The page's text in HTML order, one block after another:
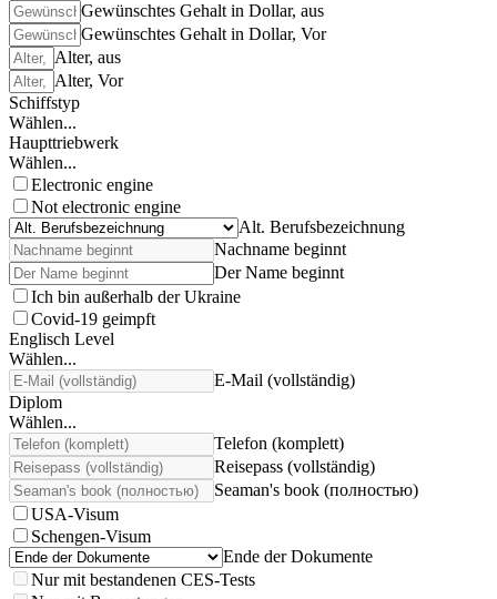
Gewünschtes Gehalt in Dollar, aus
Gewünschtes Gehalt in Dollar, Vor
Alter, aus
Alter, Vor
Schiffstyp
Wählen...
Haupttriebwerk
Wählen...
Electronic engine
Not electronic engine
Alt. Berufsbezeichnung
Nachname beginnt
Der Name beginnt
Ich bin außerhalb der Ukraine
Covid-19 geimpft
Englisch Level
Wählen...
E-Mail (vollständig)
Diplom
Wählen...
Telefon (komplett)
Reisepass (vollständig)
Seaman's book (полностью)
USA-Visum
Schengen-Visum
Ende der Dokumente
Nur mit bestandenen CES-Tests